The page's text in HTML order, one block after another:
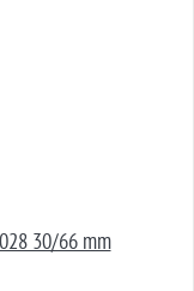
30/66 mm